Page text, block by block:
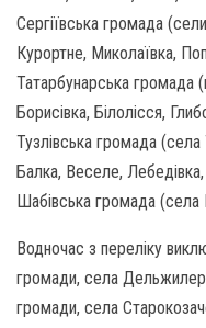
Сергіївська громада
Курортне, Миколаївка,
Татарбунарська громада
Борисівка, Білолісся,
Тузлівська громада (села
Балка, Веселе,
Шабівська громада (села
Водночас з переліку
громади, села Дельжилер
громади, села